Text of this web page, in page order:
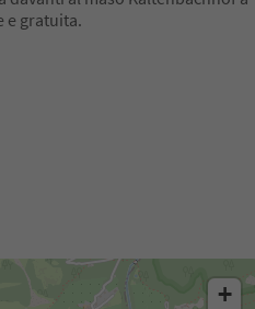
e gratuita.
+